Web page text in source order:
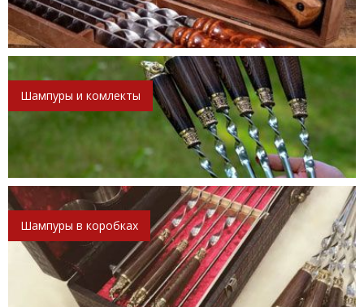
Шампуры и комлекты
Шампуры в коробках